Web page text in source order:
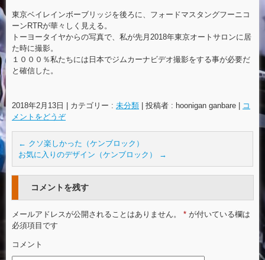
東京ベイレインボーブリッジを後ろに、フォードマスタングフーニコ
ーンRTRが華々しく見える。
トーヨータイヤからの写真で、私が先月2018年東京オートサロンに居
た時に撮影。
１０００％私たちには日本でジムカーナビデオ撮影をする事が必要だ
と確信した。
2018年2月13日 カテゴリー : 未分類 投稿者 : hoonigan ganbare
コ
メントをどうぞ
← クソ楽しかった（ケンブロック）
お気に入りのデザイン（ケンブロック）
→
コメントを残す
メールアドレスが公開されることはありません。 * が付いている欄は
必須項目です
コメント